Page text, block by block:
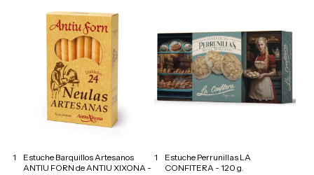
1
Estuche Barquillos Artesanos
ANTIU FORN de ANTIU XIXONA -
1
Estuche Perrunillas LA
CONFITERA - 120 g.